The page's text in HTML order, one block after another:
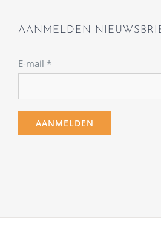
AANMELDEN
E-mail *